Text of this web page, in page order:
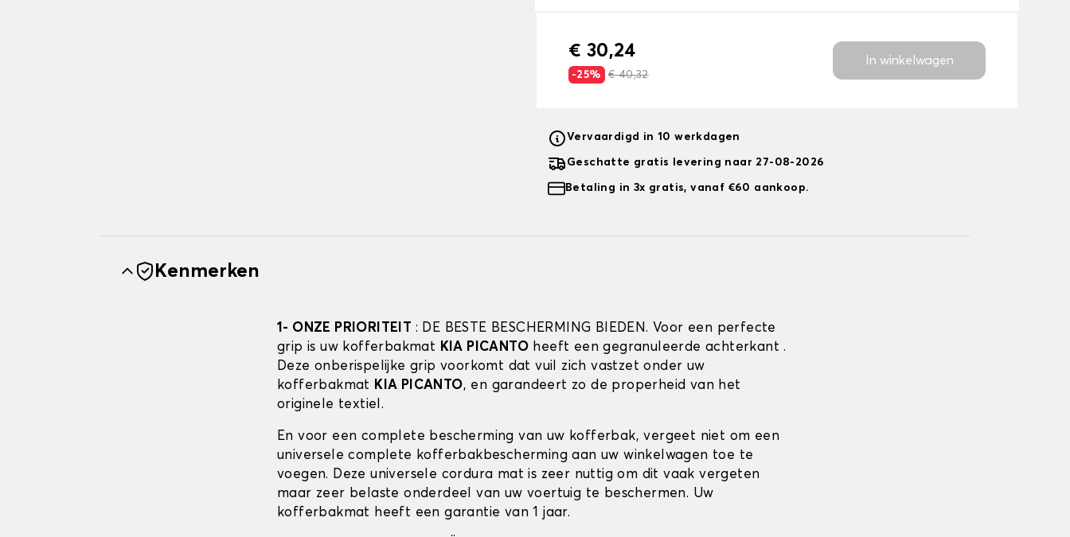
€ 30,24
-25% € 40,32
In winkelwagen
Vervaardigd in 10 werkdagen
Geschatte gratis levering naar 27-08-2026
Betaling in 3x gratis, vanaf €60 aankoop.
Kenmerken
1- ONZE PRIORITEIT : DE BESTE BESCHERMING BIEDEN. Voor een perfecte
grip is uw kofferbakmat KIA PICANTO heeft een gegranuleerde achterkant .
Deze onberispelijke grip voorkomt dat vuil zich vastzet onder uw
kofferbakmat KIA PICANTO, en garandeert zo de properheid van het
originele textiel.
En voor een complete bescherming van uw kofferbak, vergeet niet om een
universele complete kofferbakbescherming aan uw winkelwagen toe te
voegen. Deze universele cordura mat is zeer nuttig om dit vaak vergeten
maar zeer belaste onderdeel van uw voertuig te beschermen. Uw
kofferbakmat heeft een garantie van 1 jaar.